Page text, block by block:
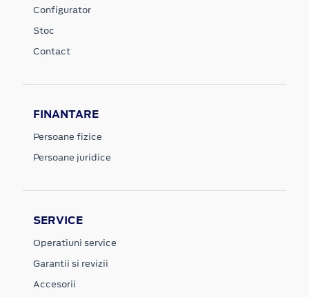
Configurator
Stoc
Contact
FINANTARE
Persoane fizice
Persoane juridice
SERVICE
Operatiuni service
Garantii si revizii
Accesorii